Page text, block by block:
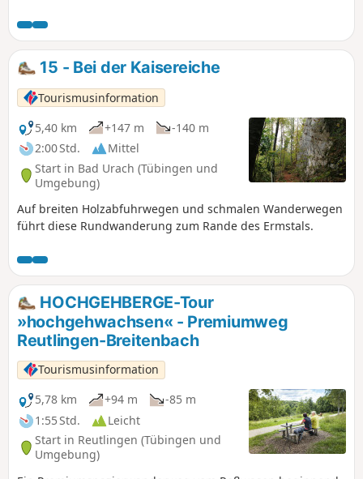
Geschlitzten Fels zur Burgruine Hohenwittlingen. Wir
genießen eine tolle Aussicht vom Rauchigen Fels über die
Hügellandschaft der Schwäbischen Alb und das obere
Ermstal. Wer möchte kann am Fuße der Ruine eine Pause
einlegen und die Grillstelle nutzen. Der Weiterweg führt
uns zur geheimnisvollen Schillerhöhle, wo vor allem
Rulamanfans auf ihre Kosten kommen. Ein weiteres
Highlight der Tour ist die üppig grüne Wolfsschlucht mit
meist trockenem Wasserlauf, welche man auch über eine
fast schon alpin anmutende kurze Metalltreppe
durchwandert. In der feuchten und auch im Sommer
kühlen Klamm können die eindrucksvollen Sinterterrassen,
die durch mineralische Ablagerungen entstanden sind,
15 - Bei der Kaisereiche
Tourismusinformation
5,40 km
+147 m
-140 m
2:00 Std.
Mittel
Start in Bad Urach (Tübingen und
Umgebung)
Auf breiten Holzabfuhrwegen und schmalen Wanderwegen
führt diese Rundwanderung zum Rande des Ermstals.
HOCHGEHBERGE-Tour
»hochgehwachsen« - Premiumweg
Reutlingen-Breitenbach
Tourismusinformation
5,78 km
+94 m
-85 m
1:55 Std.
Leicht
Start in Reutlingen (Tübingen und
Umgebung)